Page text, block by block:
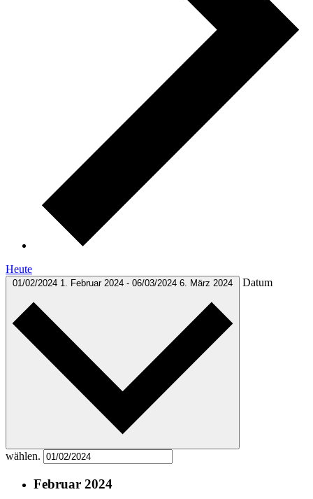
Heute
01/02/2024 1. Februar 2024 - 06/03/2024 6. März 2024 Datum
wählen.
Februar 2024